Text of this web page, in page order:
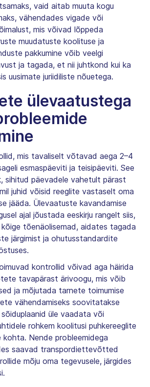
vaid aitab muuta kogu
vähendades vigade või
mis võivad lõppeda
muudatuste koolituse ja
pakkumine võib veelgi
ja tagada, et nii juhtkond kui ka
uusimate juriidiliste nõuetega.
ülevaatustega
mis tavaliselt võtavad aega 2–4
esmaspäeviti ja teisipäeviti. See
sihitud päevadele vahetult pärast
juhid võisid reeglite vastaselt oma
jääda. Ülevaatuste kavandamise
ajal jõustada eeskirju rangelt siis,
kõige tõenäolisemad, aidates tagada
järgimist ja ohutusstandardite
kontrollid võivad aga häirida
tavapärast ärivoogu, mis võib
ja mõjutada tarnete toimumise
vähendamiseks soovitatakse
üle vaadata või
rohkem koolitusi puhkereeglite
kohta. Nende probleemidega
saavad transpordiettevõtted
mõju oma tegevusele, järgides